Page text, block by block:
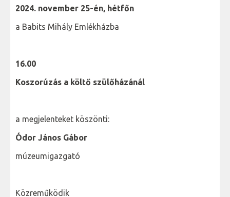
2024. november 25-én, hétfőn
a Babits Mihály Emlékházba
16.00
Koszorúzás a költő szülőházánál
a megjelenteket köszönti:
Ódor János Gábor
múzeumigazgató
Közreműködik